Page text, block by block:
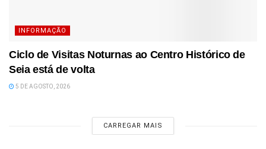
INFORMAÇÃO
Ciclo de Visitas Noturnas ao Centro Histórico de
Seia está de volta
5 DE AGOSTO, 2026
CARREGAR MAIS